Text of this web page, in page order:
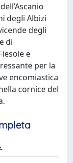
degli Albizi
degli
di
e
per la
encomiastica
cornice del